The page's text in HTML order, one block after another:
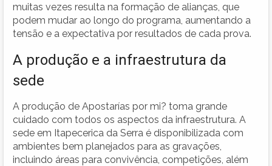
muitas vezes resulta na formação de alianças, que
podem mudar ao longo do programa, aumentando a
tensão e a expectativa por resultados de cada prova.
A produção e a infraestrutura da
sede
A produção de Apostarías por mi? toma grande
cuidado com todos os aspectos da infraestrutura. A
sede em Itapecerica da Serra é disponibilizada com
ambientes bem planejados para as gravações,
incluindo áreas para convivência, competições, além